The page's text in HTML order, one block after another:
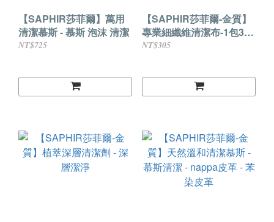
【SAPHIR莎菲爾】萬用
清潔慕斯 - 慕斯 泡沫 清潔
NT$725
【SAPHIR莎菲爾-金質】
專業細纖維清潔布-1包3入
替換更方便
NT$305